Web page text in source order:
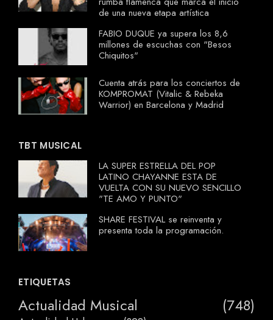
de una nueva etapa artística
FABIO DUQUE ya supera los 8,6
millones de escuchas con "Besos
Chiquitos"
Cuenta atrás para los conciertos de
KOMPROMAT (Vitalic & Rebeka
Warrior) en Barcelona y Madrid
TBT MUSICAL
LA SUPER ESTRELLA DEL POP
LATINO CHAYANNE ESTA DE
VUELTA CON SU NUEVO SENCILLO
"TE AMO Y PUNTO"
SHARE FESTIVAL se reinventa y
presenta toda la programación.
ETIQUETAS
Actualidad Musical (748)